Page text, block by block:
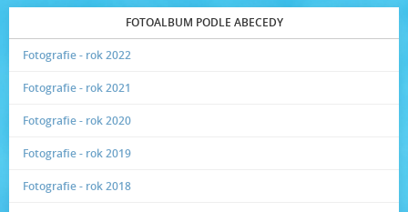
FOTOALBUM PODLE ABECEDY
Fotografie - rok 2022
Fotografie - rok 2021
Fotografie - rok 2020
Fotografie - rok 2019
Fotografie - rok 2018